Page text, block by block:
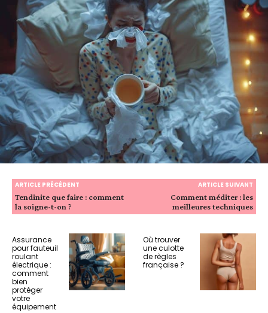
ARTICLE PRÉCÉDENT
Tendinite que faire : comment
la soigne-t-on ?
ARTICLE SUIVANT
Comment méditer : les
meilleures techniques
Assurance
pour fauteuil
roulant
électrique :
comment
bien
protéger
votre
équipement
Où trouver
une culotte
de règles
française ?